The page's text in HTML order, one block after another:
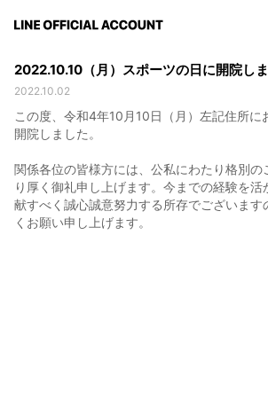
2022.10.10（月）スポーツの日に開院しま
2022.10.02
この度、令和4年10月10日（月）左記住所に
開院しました。
関係各位の皆様方には、公私にわたり格別の
り厚く御礼申し上げます。今までの経験を
献すべく誠心誠意努力する所存でございます
くお願い申し上げます。